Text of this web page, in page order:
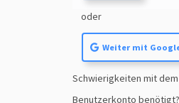
oder
Weiter mit
Schwierigkeiten mit dem
Benutzerkonto benötigt?